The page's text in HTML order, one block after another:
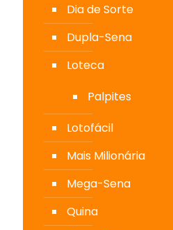
Dia de Sorte
Dupla-Sena
Loteca
Palpites
Lotofácil
Mais Milionária
Mega-Sena
Quina